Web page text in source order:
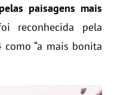
paisagens mais
reconhecida pela
“a mais bonita